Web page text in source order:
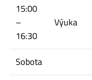
15:00
–
16:30
Výuka
Sobota